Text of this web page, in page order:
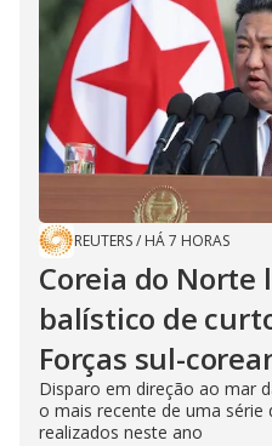
REUTERS/ HÁ 7 HORAS
Coreia do Norte
balístico de
Forças sul-
Disparo em direção ao mar
o mais recente de uma série
realizados neste ano